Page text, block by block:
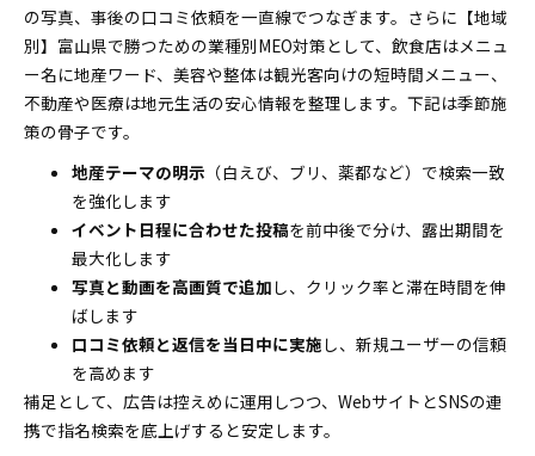
の写真、事後の口コミ依頼を一直線でつなぎます。さらに【地域
別】富山県で勝つための業種別MEO対策として、飲食店はメニュ
ー名に地産ワード、美容や整体は観光客向けの短時間メニュー、
不動産や医療は地元生活の安心情報を整理します。下記は季節施
策の骨子です。
地産テーマの明示 （白えび、ブリ、薬都など）で検索一致
を強化します
イベント日程に合わせた投稿を前中後で分け、露出期間を
最大化します
写真と動画を高画質で追加 し、クリック率と滞在時間を伸
ばします
口コミ依頼と返信を当日中に実施 し、新規ユーザーの信頼
を高めます
補足として、広告は控えめに運用しつつ、WebサイトとSNSの連
携で指名検索を底上げすると安定します。